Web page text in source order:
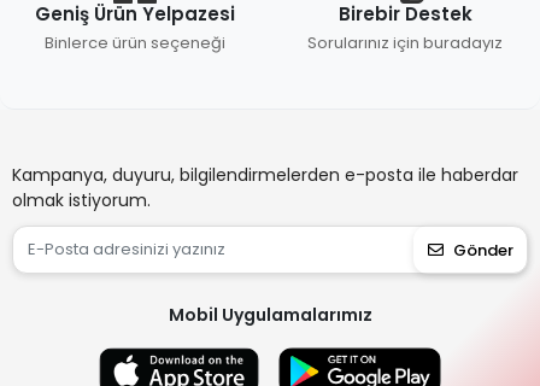
Geniş Ürün Yelpazesi
Binlerce ürün seçeneği
Birebir Destek
Sorularınız için buradayız
Kampanya, duyuru, bilgilendirmelerden e-posta ile haberdar
olmak istiyorum.
Gönder
Mobil Uygulamalarımız